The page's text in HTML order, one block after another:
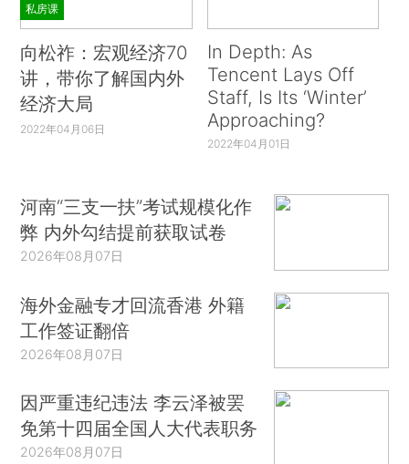
私房课
向松祚：宏观经济70
讲，带你了解国内外
经济大局
2022年04月06日
In Depth: As
Tencent Lays Off
Staff, Is Its ‘Winter’
Approaching?
2022年04月01日
河南“三支一扶”考试规模化作
弊 内外勾结提前获取试卷
2026年08月07日
海外金融专才回流香港 外籍
工作签证翻倍
2026年08月07日
因严重违纪违法 李云泽被罢
免第十四届全国人大代表职务
2026年08月07日